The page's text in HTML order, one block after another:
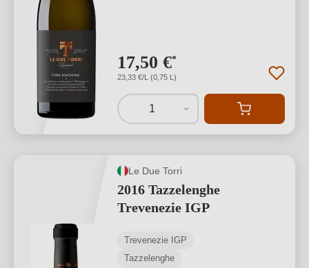
17,50 €*
23,33 €/L (0,75 L)
1
Le Due Torri
2016 Tazzelenghe
Trevenezie IGP
Trevenezie IGP
Tazzelenghe